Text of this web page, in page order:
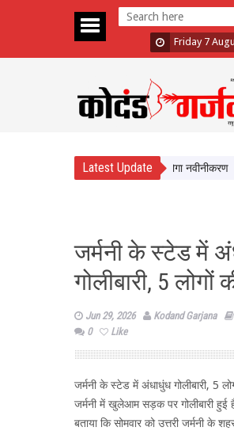
Friday 7
Latest Update
बेहतर सुविधा, Hidden Pull का होगा नवीनीकरण
जर्मनी के स्टेड में
गोलीबारी, 5 लोगों
Jun 29, 2026 Kodand Garjana
0
Like
जर्मनी के स्टेड में अंधाधुंध गोलीबारी, 5
जर्मनी में खुलेआम सड़क पर गोलीबारी हुई
बताया कि सोमवार को उत्तरी जर्मनी के